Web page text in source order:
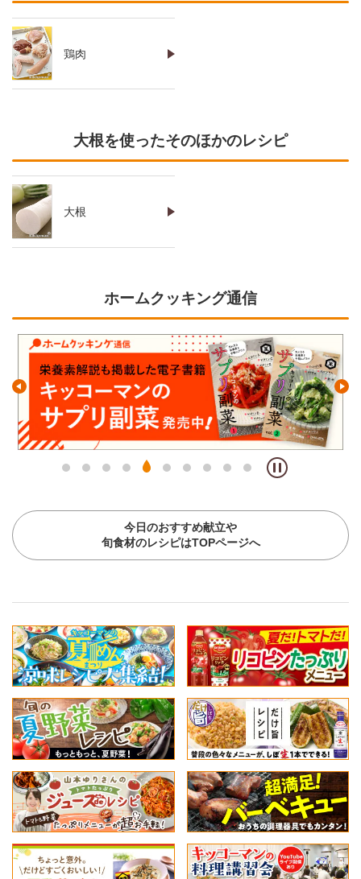
鶏肉
大根を使ったそのほかのレシピ
大根
ホームクッキング通信
今日のおすすめ献立や
旬食材のレシピはTOPページへ